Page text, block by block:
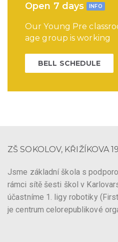
Open 7 days INFO
Our Young Pre
age group is working
BELL SCHEDULE
ZŠ SOKOLOV, KŘIŽÍKOVA
Jsme základní škola s
rámci sítě šesti škol v
účastníme 1. ligy robotiky
je centrum celorepublikové